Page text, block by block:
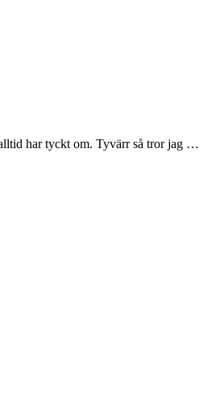
har tyckt om. Tyvärr så tror jag …